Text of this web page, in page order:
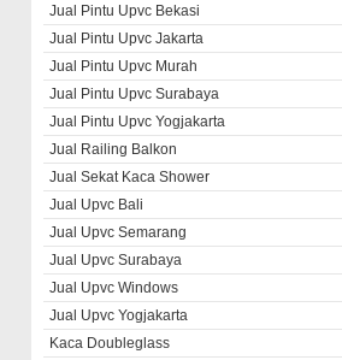
Jual Pintu Upvc Bekasi
Jual Pintu Upvc Jakarta
Jual Pintu Upvc Murah
Jual Pintu Upvc Surabaya
Jual Pintu Upvc Yogjakarta
Jual Railing Balkon
Jual Sekat Kaca Shower
Jual Upvc Bali
Jual Upvc Semarang
Jual Upvc Surabaya
Jual Upvc Windows
Jual Upvc Yogjakarta
Kaca Doubleglass